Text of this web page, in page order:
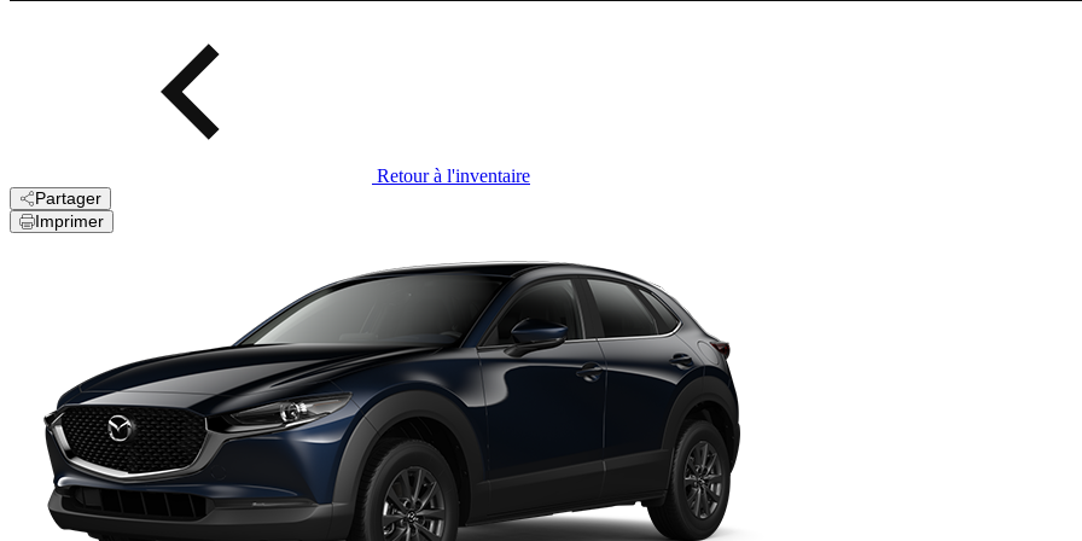
Retour à l'inventaire
Partager
Imprimer